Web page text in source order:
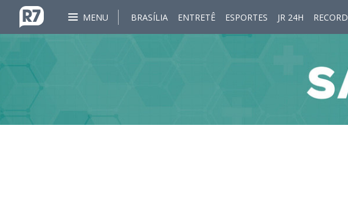
MENU BRASÍLIA ENTRETÊ ESPORTES JR 24H RECORD